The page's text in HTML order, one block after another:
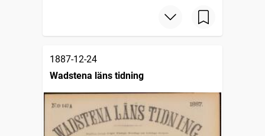
1887-12-24
Wadstena läns tidning